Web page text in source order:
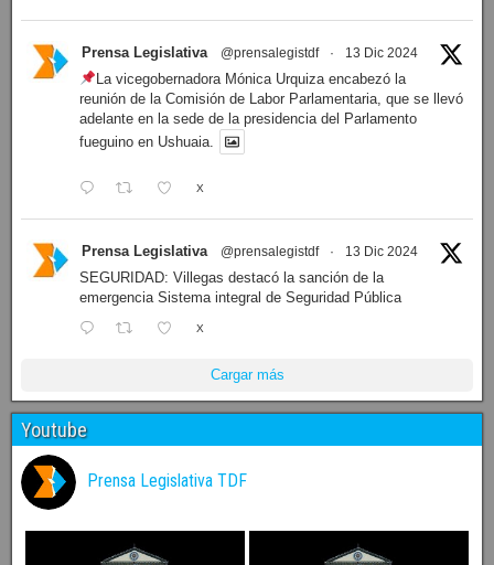
Prensa Legislativa @prensalegistdf · 13 Dic 2024
La vicegobernadora Mónica Urquiza encabezó la
reunión de la Comisión de Labor Parlamentaria, que se llevó
adelante en la sede de la presidencia del Parlamento
fueguino en Ushuaia.
X
Prensa Legislativa @prensalegistdf · 13 Dic 2024
SEGURIDAD: Villegas destacó la sanción de la
emergencia Sistema integral de Seguridad Pública
X
Cargar más
Youtube
Prensa Legislativa TDF